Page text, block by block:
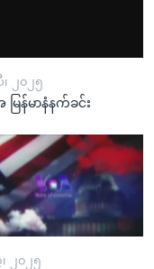
၂၀၂၅
ြန်မာနံနက်ခင်း
၂၀၂၅